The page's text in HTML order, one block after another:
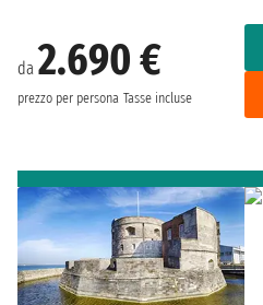
da 2.690 €
prezzo per persona Tasse incluse